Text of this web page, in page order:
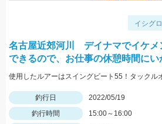
イシグ
名古屋近郊河川 デイナマでイケメ
できるので、お仕事の休憩時間にい
釣行日
2022/05/19
釣行時間
15:00～16:00